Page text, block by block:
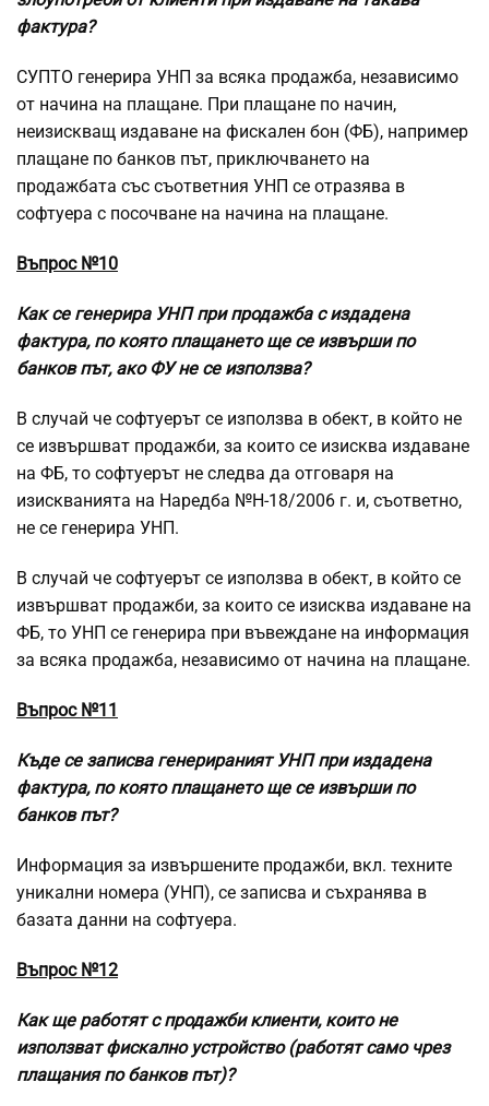
фактура?
СУПТО генерира УНП за всяка продажба, независимо
от начина на плащане. При плащане по начин,
неизискващ издаване на фискален бон (ФБ), например
плащане по банков път, приключването на
продажбата със съответния УНП се отразява в
софтуера с посочване на начина на плащане.
Въпрос №10
Как се генерира УНП при продажба с издадена
фактура, по която плащането ще се извърши по
банков път, ако ФУ не се използва?
В случай че софтуерът се използва в обект, в който не
се извършват продажби, за които се изисква издаване
на ФБ, то софтуерът не следва да отговаря на
изискванията на Наредба №Н-18/2006 г. и, съответно,
не се генерира УНП.
В случай че софтуерът се използва в обект, в който се
извършват продажби, за които се изисква издаване на
ФБ, то УНП се генерира при въвеждане на информация
за всяка продажба, независимо от начина на плащане.
Въпрос №11
Къде се записва генерираният УНП при издадена
фактура, по която плащането ще се извърши по
банков път?
Информация за извършените продажби, вкл. техните
уникални номера (УНП), се записва и съхранява в
базата данни на софтуера.
Въпрос №12
Как ще работят с продажби клиенти, които не
използват фискално устройство (работят само чрез
плащания по банков път)?